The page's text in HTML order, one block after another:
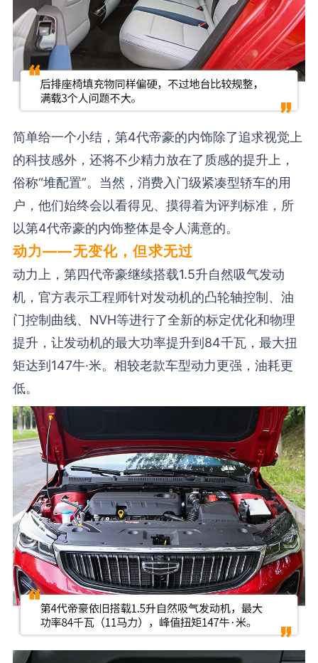
简单给一个小结，第4代帝豪的内饰除了追求视觉上
的科技感外，还将不少精力放在了质感的提升上，
俗称“堆配置”。当然，消费入门级紧凑型轿车的用
户，他们始终会以看得见、摸得着为评判标准，所
以第4代帝豪的内饰整体是令人满意的。
动力——无变化，但求无过
动力上，第四代帝豪继续搭载1.5升自然吸气发动
机，官方表示工程师针对发动机的凸轮轴控制、油
门控制曲线、NVH等进行了全新的标定优化和物理
提升，让发动机的最大功率提升到84千瓦，最大扭
矩达到147牛·米。相较老款车型动力更强，油耗更
低。